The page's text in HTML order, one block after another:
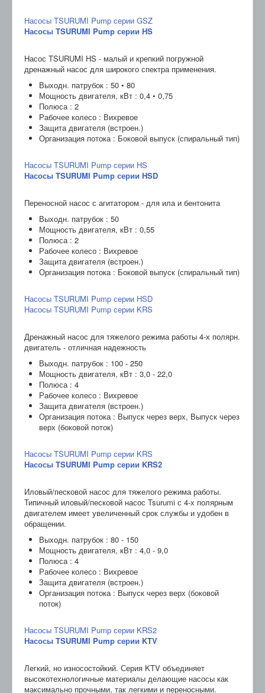
Насосы TSURUMI Pump серии GSZ
Насосы TSURUMI Pump серии HS
Насос TSURUMI HS - малый и крепкий погружной
дренажный насос для широкого спектра применения.
Выходн. патрубок : 50 • 80
Мощность двигателя, кВт : 0,4 • 0,75
Полюса : 2
Рабочее колесо : Вихревое
Защита двигателя (встроен.)
Организация потока : Боковой выпуск (спиральный тип)
Насосы TSURUMI Pump серии HS
Насосы TSURUMI Pump серии HSD
Переносной насос с агитатором - для ила и бентонита
Выходн. патрубок : 50
Мощность двигателя, кВт : 0,55
Полюса : 2
Рабочее колесо : Вихревое
Защита двигателя (встроен.)
Организация потока : Боковой выпуск (спиральный тип)
Насосы TSURUMI Pump серии HSD
Насосы TSURUMI Pump серии KRS
Дренажный насос для тяжелого режима работы 4-х полярн.
двигатель - отличная надежность
Выходн. патрубок : 100 - 250
Мощность двигателя, кВт : 3,0 - 22,0
Полюса : 4
Рабочее колесо : Вихревое
Защита двигателя (встроен.)
Организация потока : Выпуск через верх, Выпуск через
верх (боковой поток)
Насосы TSURUMI Pump серии KRS
Насосы TSURUMI Pump серии KRS2
Иловый/песковой насос для тяжелого режима работы.
Типичный иловый/песковой насос Tsurumi с 4-х полярным
двигателем имеет увеличенный срок службы и удобен в
обращении.
Выходн. патрубок : 80 - 150
Мощность двигателя, кВт : 4,0 - 9,0
Полюса : 4
Рабочее колесо : Вихревое
Защита двигателя (встроен.)
Организация потока : Выпуск через верх (боковой
поток)
Насосы TSURUMI Pump серии KRS2
Насосы TSURUMI Pump серии KTV
Легкий, но износостойкий. Серия KTV объединяет
высокотехнологичные материалы делающие насосы как
максимально прочными, так легкими и переносными.